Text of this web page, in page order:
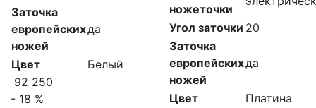
Заточка
европейских
ножей
да
Цвет
Белый
92 250
- 18 %
ножеточки
Угол заточки 20
Заточка
европейских
ножей
да
Цвет
Платина